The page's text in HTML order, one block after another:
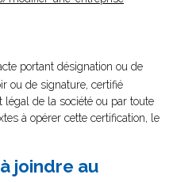
portant désignation ou de
ou de signature, certifié
de la société ou par toute
à opérer cette certification, le
joindre au